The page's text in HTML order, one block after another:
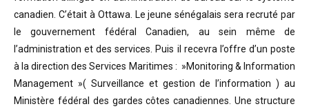
canadien. C’était à Ottawa. Le jeune sénégalais sera recruté par
le gouvernement fédéral Canadien, au sein même de
l’administration et des services. Puis il recevra l’offre d’un poste
à la direction des Services Maritimes : »Monitoring & Information
Management »( Surveillance et gestion de l’information ) au
Ministère fédéral des gardes côtes canadiennes. Une structure